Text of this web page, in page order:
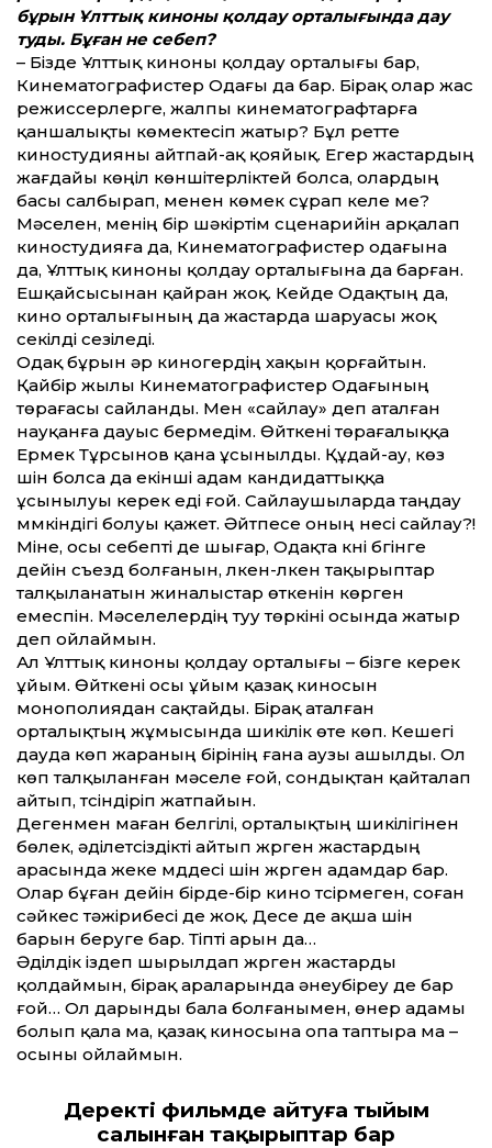
бұрын Ұлт­тық киноны қолдау орталығында дау
туды. Бұған не себеп?
– Бізде Ұлт­тық киноны қолдау орталығы бар,
Кинематографистер Одағы да бар. Бірақ олар жас
режиссерлерге, жалпы кинематографтарға
қаншалықты көмектесіп жатыр? Бұл рет­те
киностудия­ны айтпай-ақ қояйық. Егер жастардың
жағдайы көңіл көншітерліктей болса, олардың
басы салбырап, менен көмек сұрап келе ме?
Мәселен, менің бір шәкіртім сценарийін арқалап
киностудияға да, Кинематографистер одағына
да, Ұлт­тық киноны қолдау орталығына да барған.
Ешқайсысынан қайран жоқ. Кейде Одақтың да,
кино орталығының да жастарда шаруасы жоқ
секілді сезіледі.
Одақ бұрын әр киногердің хақын қорғайтын.
Қайбір жылы Кинематографистер Одағының
төрағасы сайланды. Мен «сайлау» деп аталған
науқанға дауыс бермедім. Өйткені төрағалыққа
Ермек Тұрсынов қана ұсынылды. Құдай-ау, көз
үшін болса да екінші адам кандидат­тыққа
ұсынылуы керек еді ғой. Сайлаушыларда таңдау
мүмкіндігі болуы қажет. Әйтпесе оның несі сайлау?!
Міне, осы себепті де шығар, Одақта күні бүгінге
дейін съезд болғанын, үлкен-үлкен тақырыптар
талқыланатын жиналыстар өткенін көрген
емеспін. Мәселелердің туу төркіні осында жатыр
деп ойлаймын.
Ал Ұлт­тық киноны қолдау орталығы – бізге керек
ұйым. Өйткені осы ұйым қазақ киносын
монополиядан сақтайды. Бірақ аталған
орталықтың жұмысында шикілік өте көп. Кешегі
дауда көп жараның бірінің ғана аузы ашылды. Ол
көп талқыланған мәселе ғой, сондықтан қайталап
айтып, түсіндіріп жатпайын.
Дегенмен маған белгілі, орталықтың шикілігінен
бөлек, әділетсіздікті айтып жүрген жастардың
арасында жеке мүддесі үшін жүрген адамдар бар.
Олар бұған дейін бірде-бір кино түсірмеген, соған
сәйкес тәжірибесі де жоқ. Десе де ақша үшін
барын беруге бар. Тіпті арын да…
Әділдік іздеп шырылдап жүрген жастарды
қолдаймын, бірақ араларында әнеубіреу де бар
ғой… Ол дарынды бала болғанымен, өнер адамы
болып қала ма, қазақ киносына опа таптыра ма –
осыны ойлаймын.
Деректі фильмде айтуға тыйым
салынған тақырыптар бар